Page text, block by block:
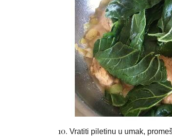
Vratiti piletinu u umak,